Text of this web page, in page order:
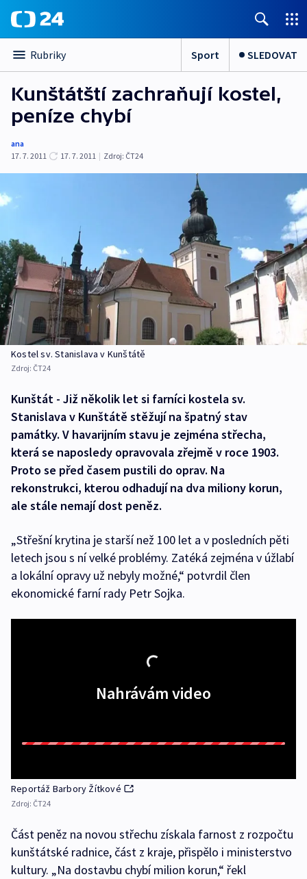
Rubriky Sport SLEDOVAT
Kunštátští zachraňují kostel,
peníze chybí
ana
17. 7. 2011
17. 7. 2011 | Zdroj: ČT24
Kostel sv. Stanislava v Kunštátě
Zdroj: ČT24
Kunštát - Již několik let si farníci kostela sv.
Stanislava v Kunštátě stěžují na špatný stav
památky. V havarijním stavu je zejména střecha,
která se naposledy opravovala zřejmě v roce 1903.
Proto se před časem pustili do oprav. Na
rekonstrukci, kterou odhadují na dva miliony korun,
ale stále nemají dost peněz.
„Střešní krytina je starší než 100 let a v posledních pěti
letech jsou s ní velké problémy. Zatéká zejména v úžlabí
a lokální opravy už nebyly možné,“ potvrdil člen
ekonomické farní rady Petr Sojka.
Nahrávám video
Reportáž Barbory Žítkové
Zdroj: ČT24
Část peněz na novou střechu získala farnost z rozpočtu
kunštátské radnice, část z kraje, přispělo i ministerstvo
kultury. „Na dostavbu chybí milion korun,“ řekl